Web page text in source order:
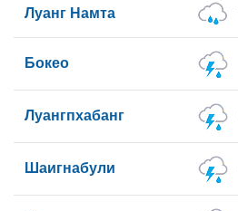
Луанг Намта
Бокео
Луангпхабанг
Шаигнабули